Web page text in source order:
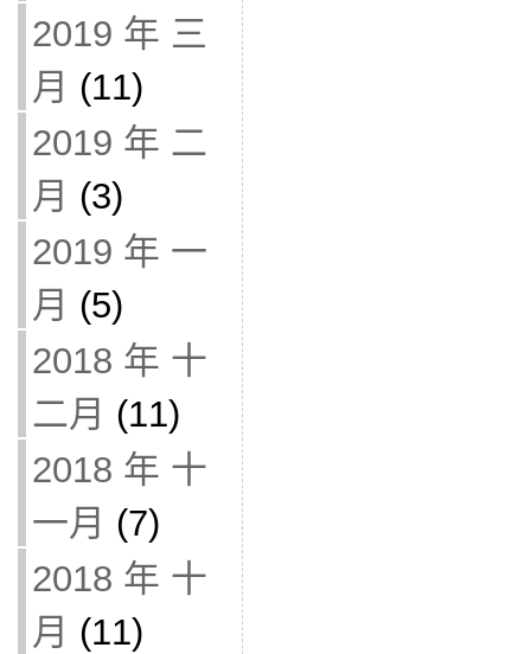
2019 年 三
月 (11)
2019 年 二
月 (3)
2019 年 一
月 (5)
2018 年 十
二月 (11)
2018 年 十
一月 (7)
2018 年 十
月 (11)